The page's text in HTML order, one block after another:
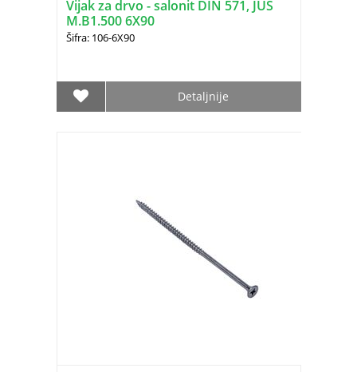
Vijak za drvo - salonit DIN 571, JUS
M.B1.500 6X90
Šifra: 106-6X90
Detaljnije